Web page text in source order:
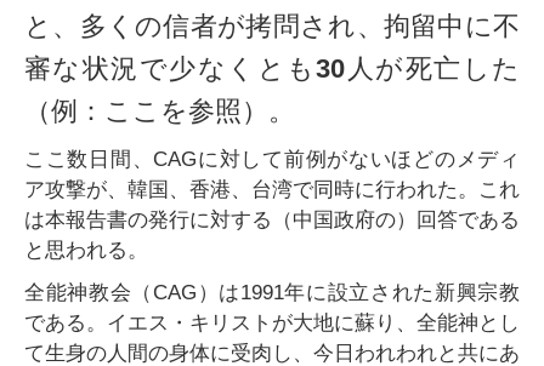
と、多くの信者が拷問され、拘留中に不
審な状況で少なくとも30人が死亡した
（例：ここを参照）。
ここ数日間、CAGに対して前例がないほどのメディ
ア攻撃が、韓国、香港、台湾で同時に行われた。これ
は本報告書の発行に対する（中国政府の）回答である
と思われる。
全能神教会（CAG）は1991年に設立された新興宗教
である。イエス・キリストが大地に蘇り、全能神とし
て生身の人間の身体に受肉し、今日われわれと共にあ